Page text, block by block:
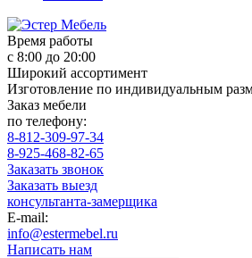
Время работы
с 8:00 до 20:00
Широкий ассортимент
Изготовление по индивидуальным
Заказ мебели
по телефону:
8-812-309-97-34
8-925-468-82-65
Заказать звонок
Заказать выезд
консультанта-замерщика
E-mail:
info@estermebel.ru
Написать нам